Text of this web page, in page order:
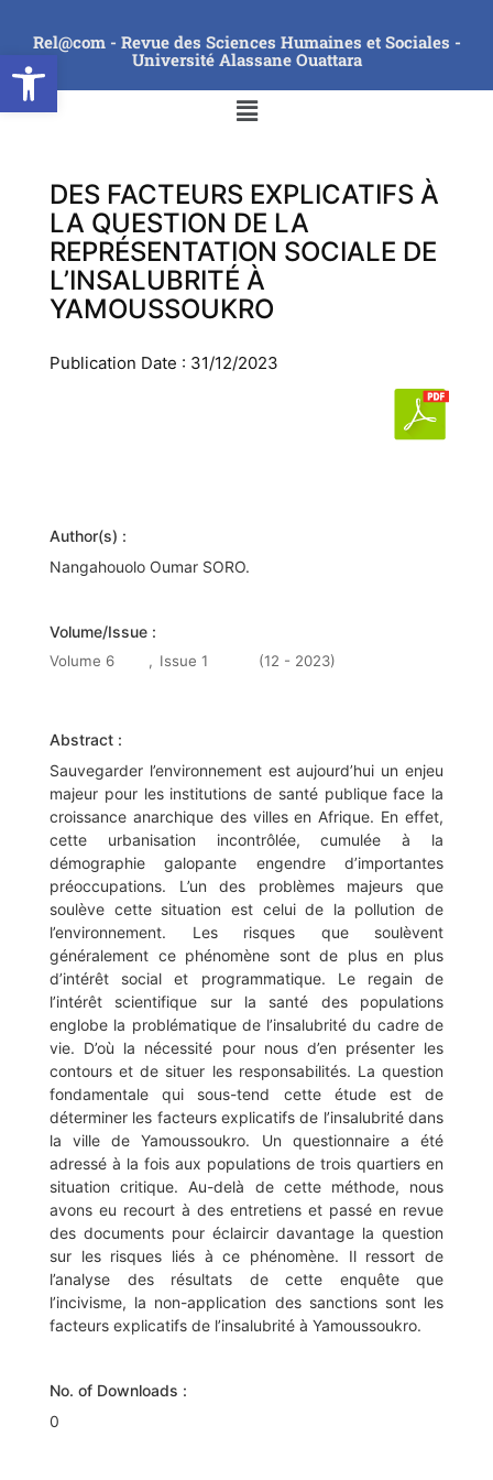
Ouvrir la barre d’outils
Rel@com - Revue des Sciences Humaines et Sociales -
Université Alassane Ouattara
DES FACTEURS EXPLICATIFS À
LA QUESTION DE LA
REPRÉSENTATION SOCIALE DE
L’INSALUBRITÉ À
YAMOUSSOUKRO
Publication Date : 31/12/2023
Author(s) :
Nangahouolo Oumar SORO.
Volume/Issue :
Volume 6 , Issue 1 (12 - 2023)
Abstract :
Sauvegarder l’environnement est aujourd’hui un enjeu
majeur pour les institutions de santé publique face la
croissance anarchique des villes en Afrique. En effet,
cette urbanisation incontrôlée, cumulée à la
démographie galopante engendre d’importantes
préoccupations. L’un des problèmes majeurs que
soulève cette situation est celui de la pollution de
l’environnement. Les risques que soulèvent
généralement ce phénomène sont de plus en plus
d’intérêt social et programmatique. Le regain de
l’intérêt scientifique sur la santé des populations
englobe la problématique de l’insalubrité du cadre de
vie. D’où la nécessité pour nous d’en présenter les
contours et de situer les responsabilités. La question
fondamentale qui sous-tend cette étude est de
déterminer les facteurs explicatifs de l’insalubrité dans
la ville de Yamoussoukro. Un questionnaire a été
adressé à la fois aux populations de trois quartiers en
situation critique. Au-delà de cette méthode, nous
avons eu recourt à des entretiens et passé en revue
des documents pour éclaircir davantage la question
sur les risques liés à ce phénomène. Il ressort de
l’analyse des résultats de cette enquête que
l’incivisme, la non-application des sanctions sont les
facteurs explicatifs de l’insalubrité à Yamoussoukro.
No. of Downloads :
0